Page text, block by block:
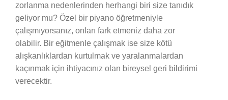
zorlanma nedenlerinden herhangi biri size tanıdık
geliyor mu? Özel bir piyano öğretmeniyle
çalışmıyorsanız, onları fark etmeniz daha zor
olabilir. Bir eğitmenle çalışmak ise size kötü
alışkanlıklardan kurtulmak ve yaralanmalardan
kaçınmak için ihtiyacınız olan bireysel geri bildirimi
verecektir.